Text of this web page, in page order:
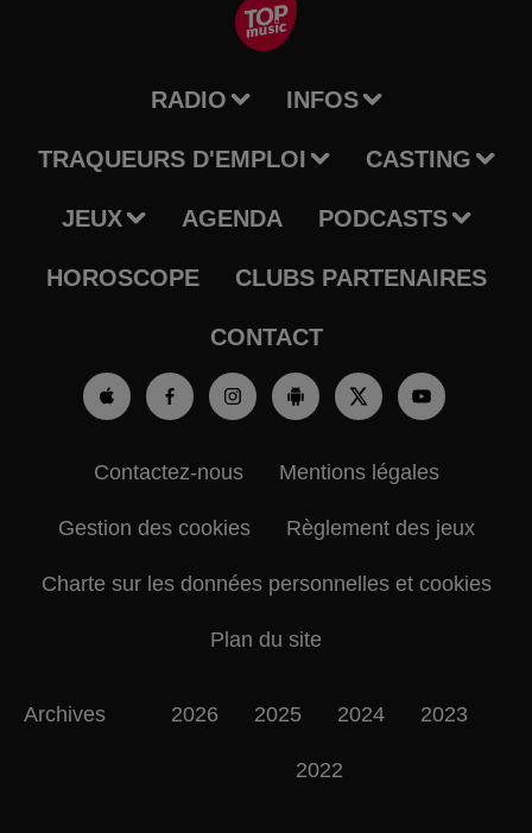
RADIO INFOS
TRAQUEURS D'EMPLOI CASTING
JEUX AGENDA PODCASTS
HOROSCOPE CLUBS PARTENAIRES
CONTACT
Contactez-nous Mentions légales
Gestion des cookies Règlement des jeux
Charte sur les données personnelles et cookies
Plan du site
Archives 2026 2025 2024 2023
2022